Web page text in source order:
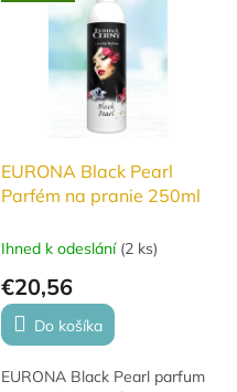
EURONA Black Pearl
Parfém na pranie 250ml
Ihned k odeslání (2 ks)
€20,56
Do košíka
EURONA Black Pearl parfum